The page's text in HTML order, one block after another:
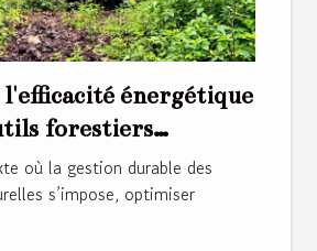
énergétique
forestiers
où la gestion durable des
s’impose, optimiser